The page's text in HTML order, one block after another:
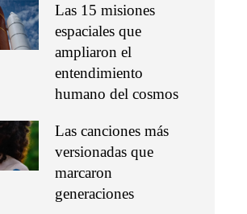
Las 15 misiones
espaciales que
ampliaron el
entendimiento
humano del cosmos
Las canciones más
versionadas que
marcaron
generaciones